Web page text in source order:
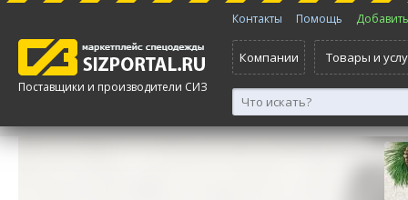
Поставщики и производители СИЗ
Контакты Помощь
Компании Товары и